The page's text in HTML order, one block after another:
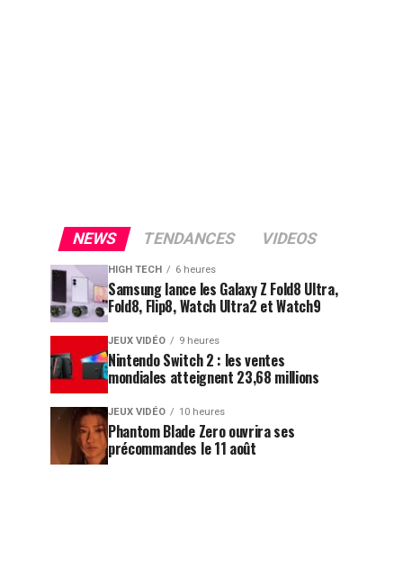
NEWS TENDANCES VIDEOS
HIGH TECH 6 heures
Samsung lance les Galaxy Z Fold8 Ultra,
Fold8, Flip8, Watch Ultra2 et Watch9
JEUX VIDÉO 9 heures
Nintendo Switch 2 : les ventes
mondiales atteignent 23,68 millions
JEUX VIDÉO 10 heures
Phantom Blade Zero ouvrira ses
précommandes le 11 août